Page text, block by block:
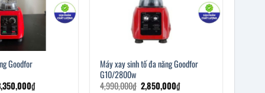
Goodfor
₫Giá
Máy xay sinh tố đa năng Goodfor
G10/2800w
4,990,000₫ Giá
2,850,000₫Giá